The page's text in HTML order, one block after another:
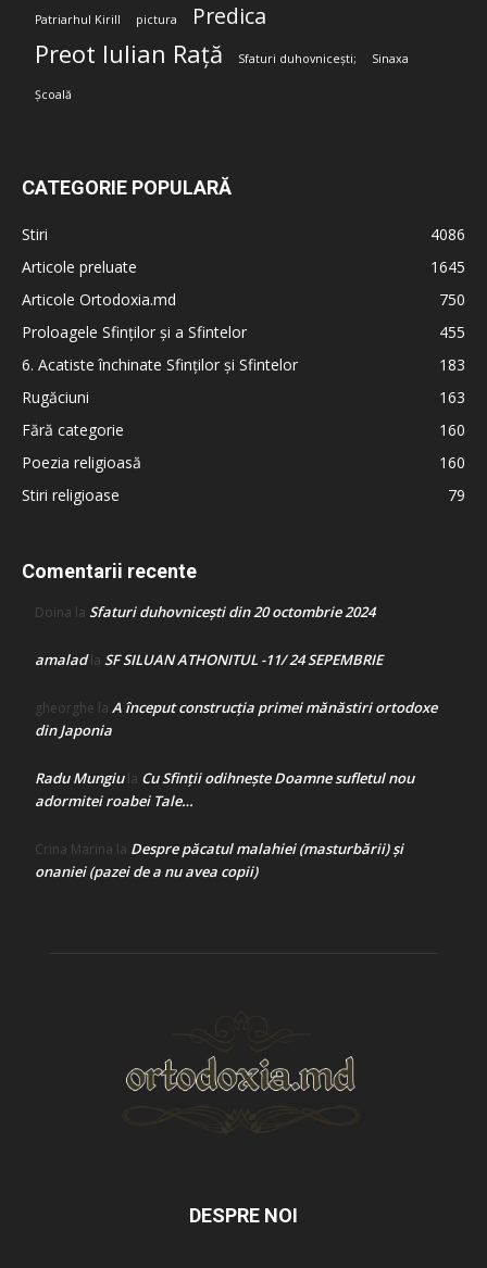
Patriarhul Kirill pictura Predica
Preot Iulian Rață Sfaturi duhovnicești; Sinaxa
Școală
CATEGORIE POPULARĂ
Stiri
4086
Articole preluate
1645
Articole Ortodoxia.md
750
Proloagele Sfinților și a Sfintelor
455
6. Acatiste închinate Sfinților și Sfintelor
183
Rugăciuni
163
Fără categorie
160
Poezia religioasă
160
Stiri religioase
79
Comentarii recente
Doina la Sfaturi duhovnicești din 20 octombrie 2024
amaladla SF SILUAN ATHONITUL -11/ 24 SEPEMBRIE
gheorghe la A început construcţia primei mănăstiri ortodoxe
din Japonia
Radu Mungiula Cu Sfinții odihnește Doamne sufletul nou
adormitei roabei Tale…
Crina Marina la Despre păcatul malahiei (masturbării) şi
onaniei (pazei de a nu avea copii)
DESPRE NOI